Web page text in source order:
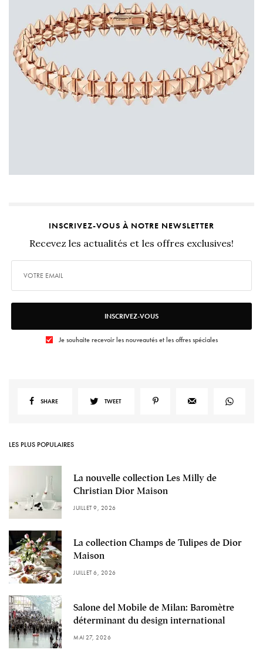
INSCRIVEZ-VOUS À NOTRE NEWSLETTER
Recevez les actualités et les offres exclusives!
INSCRIVEZ-VOUS
Je souhaite recevoir les nouveautés et les offres spéciales
SHARE TWEET
LES PLUS POPULAIRES
La nouvelle collection Les Milly de
Christian Dior Maison
JUILLET 9, 2026
La collection Champs de Tulipes de Dior
Maison
JUILLET 6, 2026
Salone del Mobile de Milan: Baromètre
déterminant du design international
MAI 27, 2026